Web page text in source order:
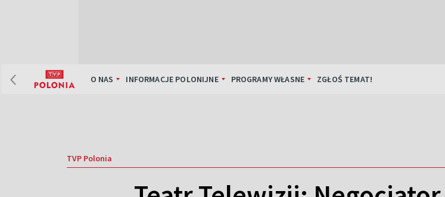
O NAS INFORMACJE POLONIJNE PROGRAMY WŁASNE ZGŁOŚ TEMAT!
TVP Polonia